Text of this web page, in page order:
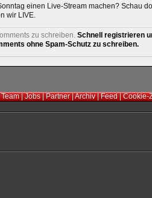
einen Live-Stream machen? Schau
wir LIVE.
zu schreiben. Schnell registrieren
ohne Spam-Schutz zu schreiben.
Team|Jobs|Partner|Archiv|Feed|Cookie-